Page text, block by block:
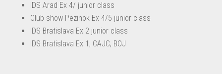
IDS Arad Ex 4/ junior class
Club show Pezinok Ex 4/5 junior class
IDS Bratislava Ex 2 junior class
IDS Bratislava Ex 1, CAJC, BOJ